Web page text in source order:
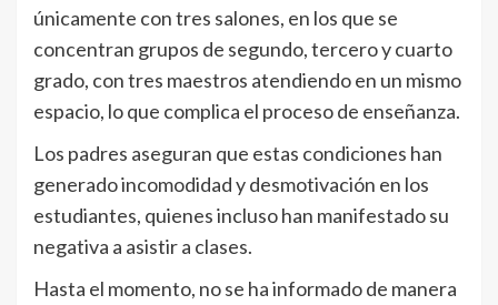
únicamente con tres salones, en los que se
concentran grupos de segundo, tercero y cuarto
grado, con tres maestros atendiendo en un mismo
espacio, lo que complica el proceso de enseñanza.
Los padres aseguran que estas condiciones han
generado incomodidad y desmotivación en los
estudiantes, quienes incluso han manifestado su
negativa a asistir a clases.
Hasta el momento, no se ha informado de manera